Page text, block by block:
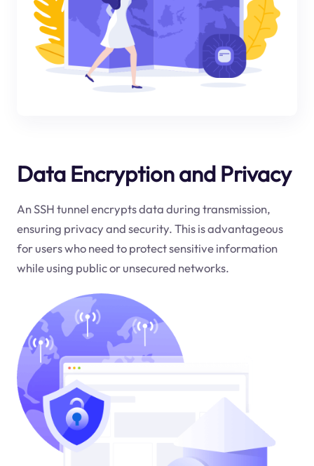
Data Encryption and Privacy
An SSH tunnel encrypts data during transmission,
ensuring privacy and security. This is advantageous
for users who need to protect sensitive information
while using public or unsecured networks.